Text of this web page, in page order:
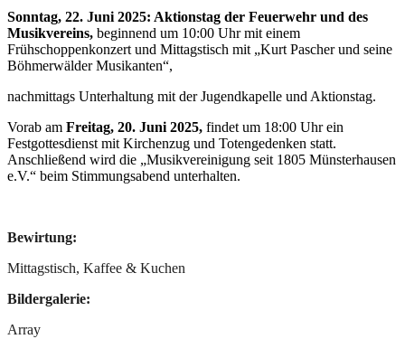
Sonntag, 22. Juni 2025: Aktionstag der Feuerwehr und des
Musikvereins, beginnend um 10:00 Uhr mit einem
Frühschoppenkonzert und Mittagstisch mit „Kurt Pascher und seine
Böhmerwälder Musikanten“,
nachmittags Unterhaltung mit der Jugendkapelle und Aktionstag.
Vorab am Freitag, 20. Juni 2025, findet um 18:00 Uhr ein
Festgottesdienst mit Kirchenzug und Totengedenken statt.
Anschließend wird die „Musikvereinigung seit 1805 Münsterhausen
e.V.“ beim Stimmungsabend unterhalten.
Bewirtung:
Mittagstisch, Kaffee & Kuchen
Bildergalerie:
Array